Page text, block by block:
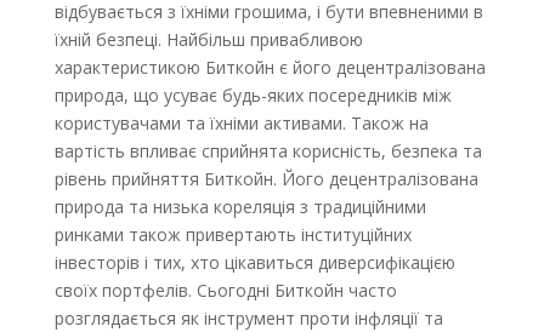
відбувається з їхніми грошима, і бути впевненими в
їхній безпеці. Найбільш привабливою
характеристикою Биткойн є його децентралізована
природа, що усуває будь-яких посередників між
користувачами та їхніми активами. Також на
вартість впливає сприйнята корисність, безпека та
рівень прийняття Биткойн. Його децентралізована
природа та низька кореляція з традиційними
ринками також привертають інституційних
інвесторів і тих, хто цікавиться диверсифікацією
своїх портфелів. Сьогодні Биткойн часто
розглядається як інструмент проти інфляції та